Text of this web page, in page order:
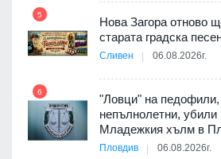
5
Нова Загора отново
старата градска
Сливен 06.08.2026г.
6
"Ловци" на педофили,
непълнолетни,
Младежкия хълм в
Пловдив 06.08.2026г.